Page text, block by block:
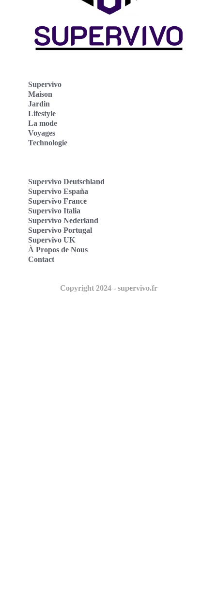
Supervivo
Maison
Jardin
Lifestyle
La mode
Voyages
Technologie
Supervivo Deutschland
Supervivo España
Supervivo France
Supervivo Italia
Supervivo Nederland
Supervivo Portugal
Supervivo UK
À Propos de Nous
Contact
Copyright 2024 - supervivo.fr